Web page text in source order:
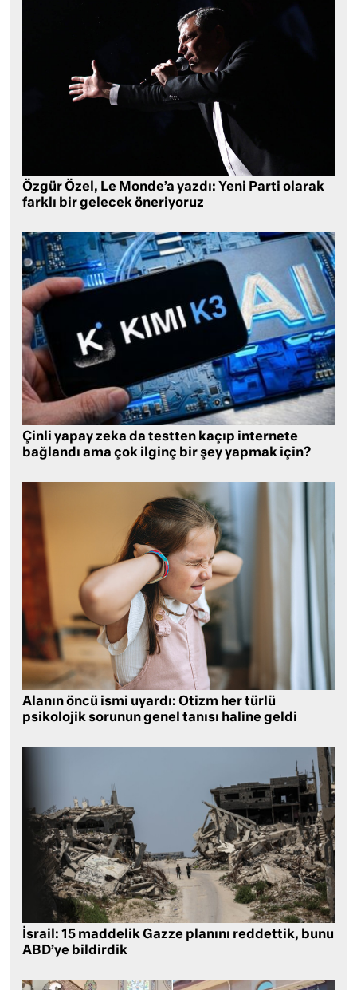
Özgür Özel, Le Monde’a yazdı: Yeni Parti olarak
farklı bir gelecek öneriyoruz
Çinli yapay zeka da testten kaçıp internete
bağlandı ama çok ilginç bir şey yapmak için?
Alanın öncü ismi uyardı: Otizm her türlü
psikolojik sorunun genel tanısı haline geldi
İsrail: 15 maddelik Gazze planını reddettik, bunu
ABD’ye bildirdik